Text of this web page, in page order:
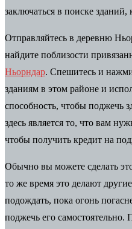
заключаться в поиске зданий,
Отправляйтесь в деревню
найдите поблизости
Ньорндар. Спешитесь и
зданиям в этом районе и
способность, чтобы поджечь
здесь является то, что вам
чтобы получить кредит на
Обычно вы можете сделать
то же время это делают
подождать, пока огонь
поджечь его самостоятельно.